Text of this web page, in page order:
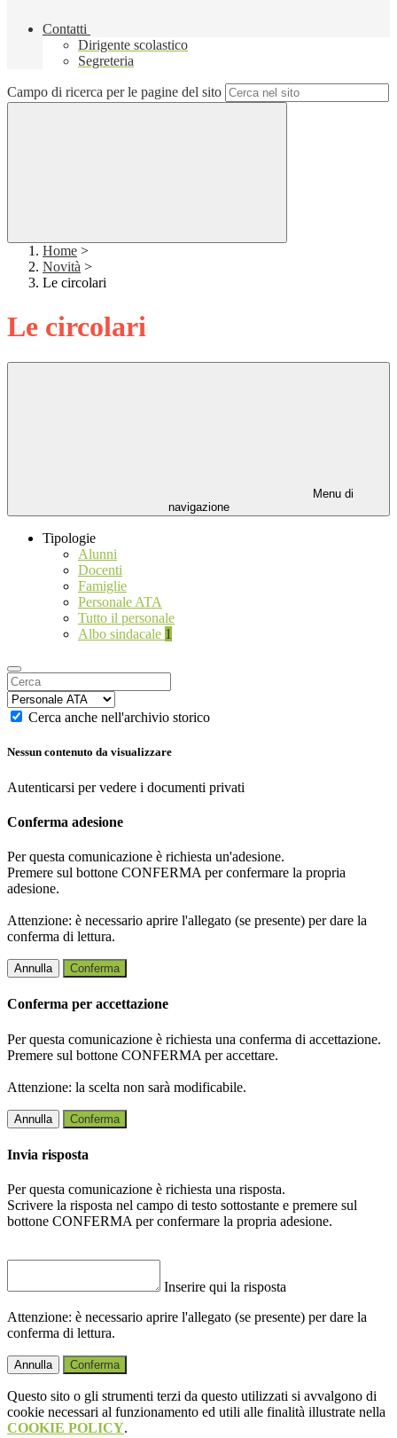
Contatti
Dirigente scolastico
Segreteria
Campo di ricerca per le pagine del sito
Home >
Novità >
Le circolari
Le circolari
Menu di
navigazione
Tipologie
Alunni
Docenti
Famiglie
Personale ATA
Tutto il personale
Albo sindacale 1
Cerca anche nell'archivio storico
Nessun contenuto da visualizzare
Autenticarsi per vedere i documenti privati
Conferma adesione
Per questa comunicazione è richiesta un'adesione.
Premere sul bottone CONFERMA per confermare la propria
adesione.
Attenzione: è necessario aprire l'allegato (se presente) per dare la
conferma di lettura.
Annulla Conferma
Conferma per accettazione
Per questa comunicazione è richiesta una conferma di accettazione.
Premere sul bottone CONFERMA per accettare.
Attenzione: la scelta non sarà modificabile.
Annulla Conferma
Invia risposta
Per questa comunicazione è richiesta una risposta.
Scrivere la risposta nel campo di testo sottostante e premere sul
bottone CONFERMA per confermare la propria adesione.
Inserire qui la risposta
Attenzione: è necessario aprire l'allegato (se presente) per dare la
conferma di lettura.
Annulla Conferma
Questo sito o gli strumenti terzi da questo utilizzati si avvalgono di
cookie necessari al funzionamento ed utili alle finalità illustrate nella
COOKIE POLICY.